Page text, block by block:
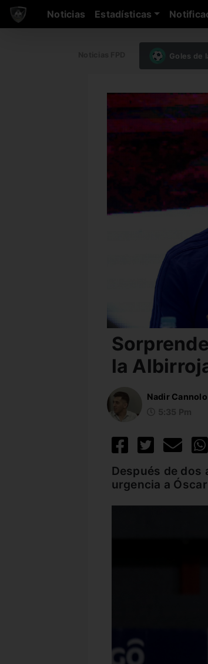
Noticias Estadísticas
Goles de
la
Nadir Cannolo
Después de
urgencia a